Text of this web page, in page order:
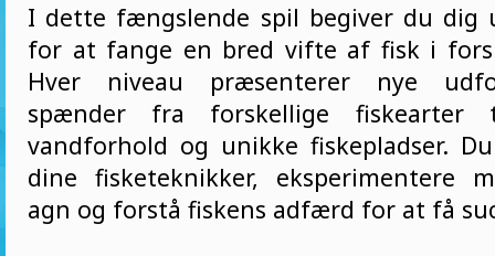
I dette fængslende spil begiver du dig
for at fange en bred vifte af fisk i
Hver niveau præsenterer nye
spænder fra forskellige fiskearter
vandforhold og unikke fiskepladser.
dine fisketeknikker, eksperimentere
agn og forstå fiskens adfærd for at få